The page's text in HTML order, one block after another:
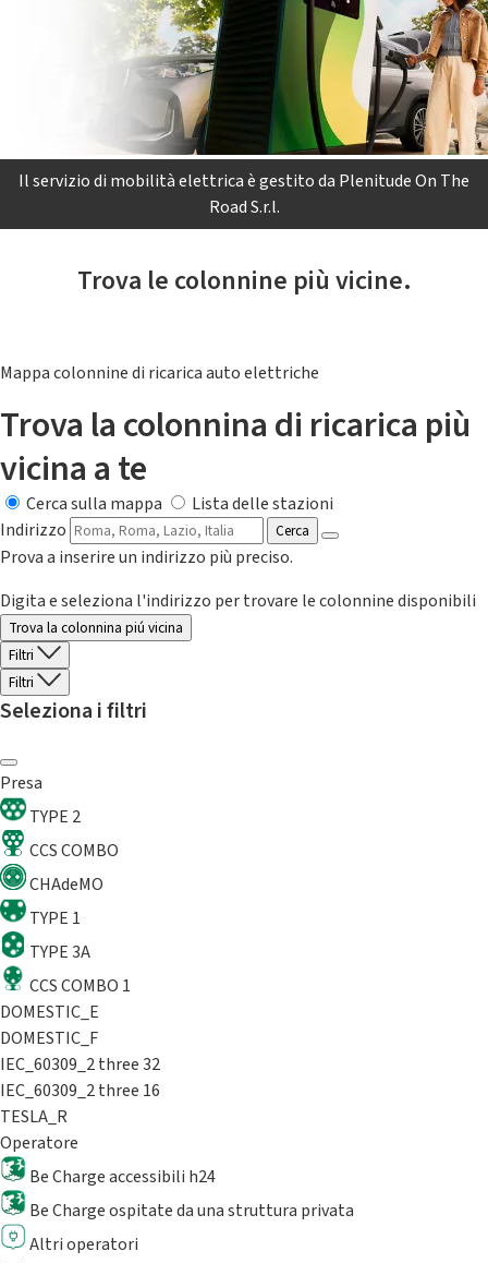
Il servizio di mobilità elettrica è gestito da Plenitude On The
Road S.r.l.
Trova le colonnine più vicine.
Mappa colonnine di ricarica auto elettriche
Trova la colonnina di ricarica più
vicina a te
Cerca sulla mappa
Lista delle stazioni
Indirizzo
Cerca
Prova a inserire un indirizzo più preciso.
Digita e seleziona l'indirizzo per trovare le colonnine disponibili
Trova la colonnina piú vicina
Filtri
Filtri
Seleziona i filtri
Presa
TYPE 2
CCS COMBO
CHAdeMO
TYPE 1
TYPE 3A
CCS COMBO 1
DOMESTIC_E
DOMESTIC_F
IEC_60309_2 three 32
IEC_60309_2 three 16
TESLA_R
Operatore
Be Charge accessibili h24
Be Charge ospitate da una struttura privata
Altri operatori